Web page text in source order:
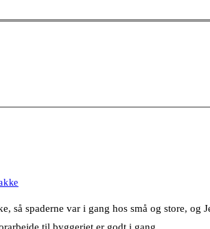
så spaderne var i gang hos små og store,
til byggeriet er godt i gang.